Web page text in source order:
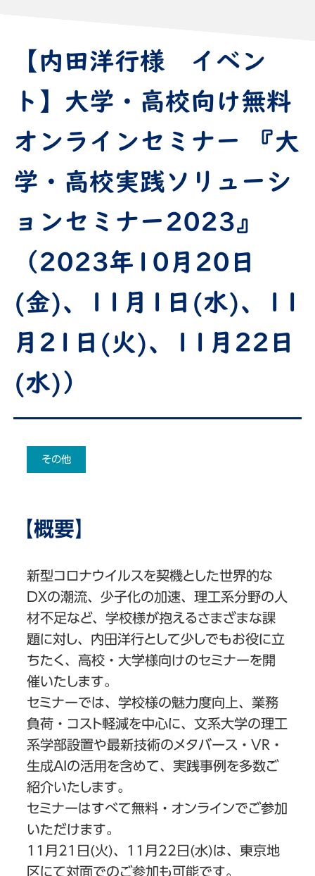
【内田洋行様 イベン
ト】大学・高校向け無料
オンラインセミナー 『大
学・高校実践ソリューシ
ョンセミナー2023』
（2023年10月20日
(金)、11月1日(水)、11
月21日(火)、11月22日
(水)）
その他
【概要】
新型コロナウイルスを契機とした世界的な
DXの潮流、少子化の加速、理工系分野の人
材不足など、学校様が抱えるさまざまな課
題に対し、内田洋行として少しでもお役に立
ちたく、高校・大学様向けのセミナーを開
催いたします。
セミナーでは、学校様の魅力度向上、業務
負荷・コスト軽減を中心に、文系大学の理工
系学部設置や最新技術のメタバース・VR・
生成AIの活用を含めて、実践事例を多数ご
紹介いたします。
セミナーはすべて無料・オンラインでご参加
いただけます。
11月21日(火)、11月22日(水)は、東京地
区にて対面でのご参加も可能です。